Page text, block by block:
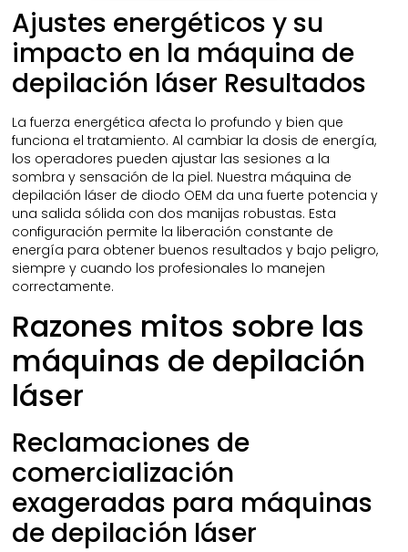
Ajustes energéticos y su
impacto en la máquina de
depilación láser Resultados
La fuerza energética afecta lo profundo y bien que
funciona el tratamiento. Al cambiar la dosis de energía,
los operadores pueden ajustar las sesiones a la
sombra y sensación de la piel. Nuestra máquina de
depilación láser de diodo OEM da una fuerte potencia y
una salida sólida con dos manijas robustas. Esta
configuración permite la liberación constante de
energía para obtener buenos resultados y bajo peligro,
siempre y cuando los profesionales lo manejen
correctamente.
Razones mitos sobre las
máquinas de depilación
láser
Reclamaciones de
comercialización
exageradas para máquinas
de depilación láser